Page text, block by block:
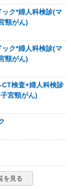
ック*婦人科検診(マ
頸がん)
ック*婦人科検診(マ
頸がん)
CT検査+婦人科検診
宮頸がん)
を見る